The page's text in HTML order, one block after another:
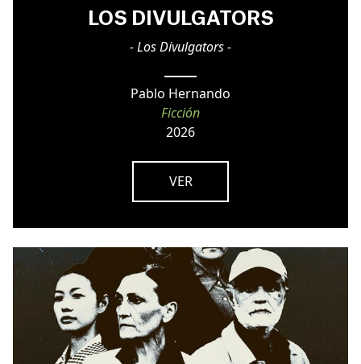
LOS DIVULGATORS
- Los Divulgators -
Pablo Hernando
Ficción
2026
VER